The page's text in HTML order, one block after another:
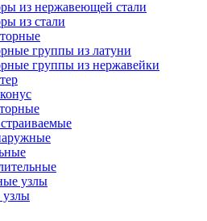
из нержавеющей стали
из стали
группы из латуни
группы из нержавейки
узлы